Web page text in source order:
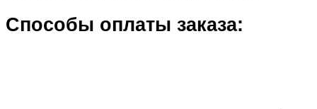
Способы оплаты заказа: